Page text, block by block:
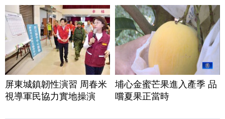
屏東城鎮韌性演習 周春米
視導軍民協力實地操演
埔心金蜜芒果進入產季 品
嚐夏果正當時